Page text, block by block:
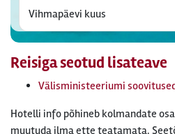
Vihmapäevi kuus
Reisiga seotud lisateave
Välisministeeriumi
Hotelli info põhineb kolmandate
muutuda ilma ette teatamata.